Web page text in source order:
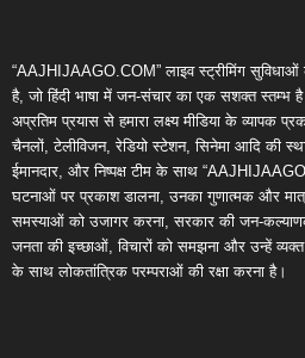
“AAJHIJAAGO.COM” लाइव स्ट्रीमिंग
है, जो हिंदी भाषा में जन-संचार का एक सशक्त स्तम्भ
अप्रतिम प्रयास से हमारा लक्ष्य मीडिया के व्यापक
चैनलों, टेलीविजन, रेडियो स्टेशन, सिनेमा आदि की
ईमानदार, और निष्पक्ष टीम के साथ
घटनाओं पर प्रकाश डालना, उनका गुणात्मक और
समस्याओं को उजागर करना, सरकार की जन-
जनता की इच्छाओं, विचारों को समझना और उन्हें
के साथ लोकतांत्रिक परम्पराओं की रक्षा करना है।